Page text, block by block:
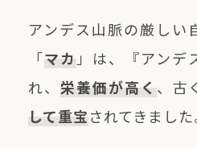
アンデス山脈の厳しい
「マカ」は、『アンデ
れ、栄養価が高く、古
して重宝されてきました